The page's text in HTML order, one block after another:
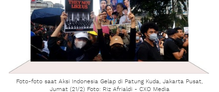
Foto-foto saat Aksi Indonesia Gelap di Patung Kuda, Jakarta Pusat,
Jumat (21/2) Foto: Riz Afrialdi - CXO Media